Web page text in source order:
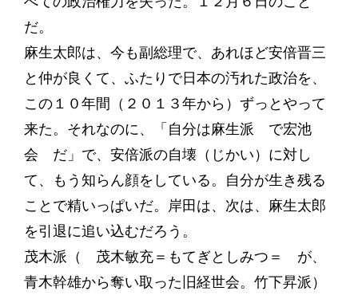
だ。
麻生太郎は、今も副総理で、あれほど安倍晋三
と仲が良くて、ふたりで日本の汚れた政治を、
この１０年間（２０１３年から）ずっとやって
来た。それなのに、「自分は麻生派 で宏池
会 だ」で、安倍派の自壊（じかい）に対し
て、もう知らん顔をしている。自分が生き残る
ことで精いっぱいだ。岸田は、次は、麻生太郎
を引退に追い込むだろう。
茂木派（ 茂木敏充＝もてぎとしみつ＝ が、
青木幹雄から奪い取った旧経世会。竹下昇派）